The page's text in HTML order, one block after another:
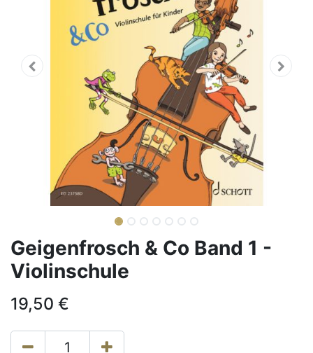
Geigenfrosch & Co Band 1 -
Violinschule
19,50 €